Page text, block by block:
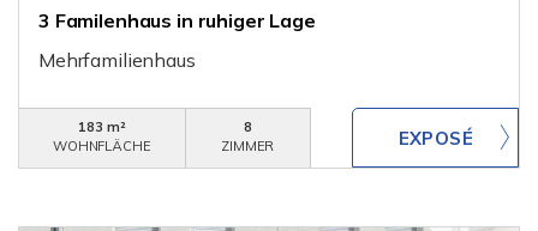
3 Familenhaus in ruhiger Lage
Mehrfamilienhaus
183 m²
WOHNFLÄCHE
8
ZIMMER